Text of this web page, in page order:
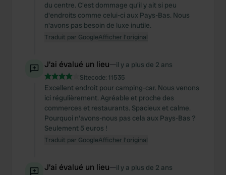
du centre. C'est dommage qu'il y ait si peu
d'endroits comme celui-ci aux Pays-Bas. Nous
n'avons pas besoin de luxe inutile.
Traduit par GoogleAfficher l'original
J'ai évalué un lieu—il y a plus de 2 ans
Sitecode: 11535
Excellent endroit pour camping-car. Nous venons
ici régulièrement. Agréable et proche des
commerces et restaurants. Spacieux et calme.
Pourquoi n'avons-nous pas cela aux Pays-Bas ?
Seulement 5 euros !
Traduit par GoogleAfficher l'original
J'ai évalué un lieu—il y a plus de 2 ans